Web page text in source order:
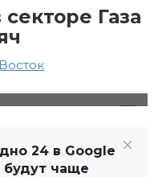
Газа
24 в Google
будут чаще